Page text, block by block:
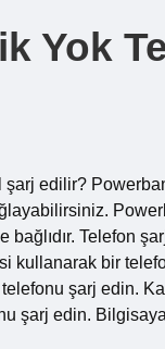
Yok
şarj edilir?
Telefon
kullanarak bir
şarj edin.
şarj edin.